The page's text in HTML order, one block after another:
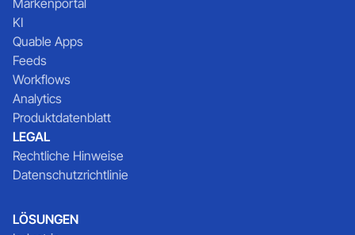
KI
Quable Apps
Feeds
Workflows
Analytics
Produktdatenblatt
LEGAL
Rechtliche Hinweise
Datenschutzrichtlinie
LÖSUNGEN